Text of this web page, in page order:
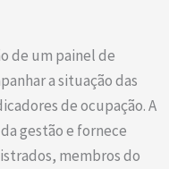
de um painel de
a situação das
de ocupação. A
gestão e fornece
membros do